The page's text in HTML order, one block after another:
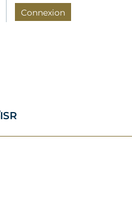
Connexion